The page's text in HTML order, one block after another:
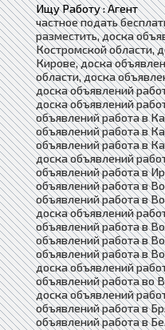
Ищу Работу : Агент
частное подать
разместить, доска
Костромской области,
Кирове, доска
области, доска
доска объявлений
доска объявлений
объявлений работа в
объявлений работа в
объявлений работа в
доска объявлений
объявлений работа в
объявлений работа в
объявлений работа в
доска объявлений
объявлений работа в
объявлений работа в
объявлений работа в
доска объявлений
объявлений работа во
доска объявлений
объявлений работа в
объявлений работа в